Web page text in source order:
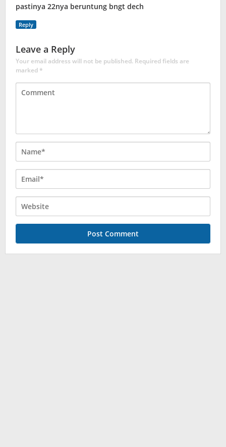
pastinya 22nya beruntung bngt dech
Reply
Leave a Reply
Your email address will not be published. Required fields are
marked*